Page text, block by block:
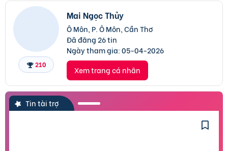
210
Mai Ngọc Thủy
Ô Môn, P. Ô Môn, Cần Thơ
Đã đăng 26 tin
Ngày tham gia:05-04-2026
Xem trang cá nhân
Tin tài trợ